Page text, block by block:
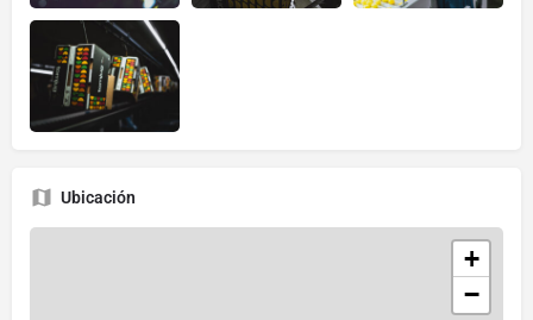
Ubicación
+
−